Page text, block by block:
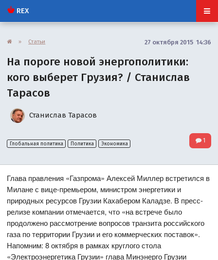
REX
» Статьи 27 октября 2015 14:36
На пороге новой энергополитики:
кого выберет Грузия? / Станислав
Тарасов
Станислав Тарасов
Глобальная политика Политика Экономика 1
Глава правления «Газпрома» Алексей Миллер встретился в
Милане с вице-премьером, министром энергетики и
природных ресурсов Грузии Кахабером Каладзе. В пресс-
релизе компании отмечается, что «на встрече было
продолжено рассмотрение вопросов транзита российского
газа по территории Грузии и его коммерческих поставок».
Напомним: 8 октября в рамках круглого стола
«Электроэнергетика Грузии» глава Минэнерго Грузии